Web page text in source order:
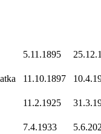
5.11.1895
11.10.1897
11.2.1925
7.4.1933